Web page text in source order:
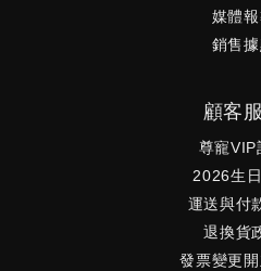
媒體
銷售
顧客
尊寵VIP
2026生
運送與付
退換貨
發票變更